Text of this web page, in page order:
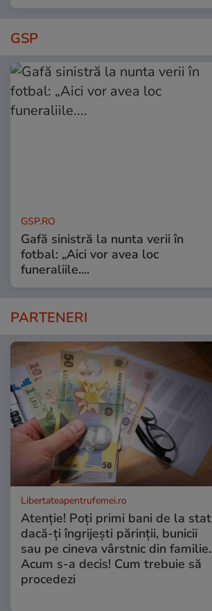
GSP
GSP.RO
Gafă sinistră la nunta verii în
fotbal: „Aici vor avea loc
funeraliile....
PARTENERI
Libertateapentrufemei.ro
Atenție! Poți primi bani de la stat
dacă-ți îngrijești părinții, bunicii
sau pe cineva vârstnic din familie.
Acum s-a decis! Cum trebuie să
procedezi